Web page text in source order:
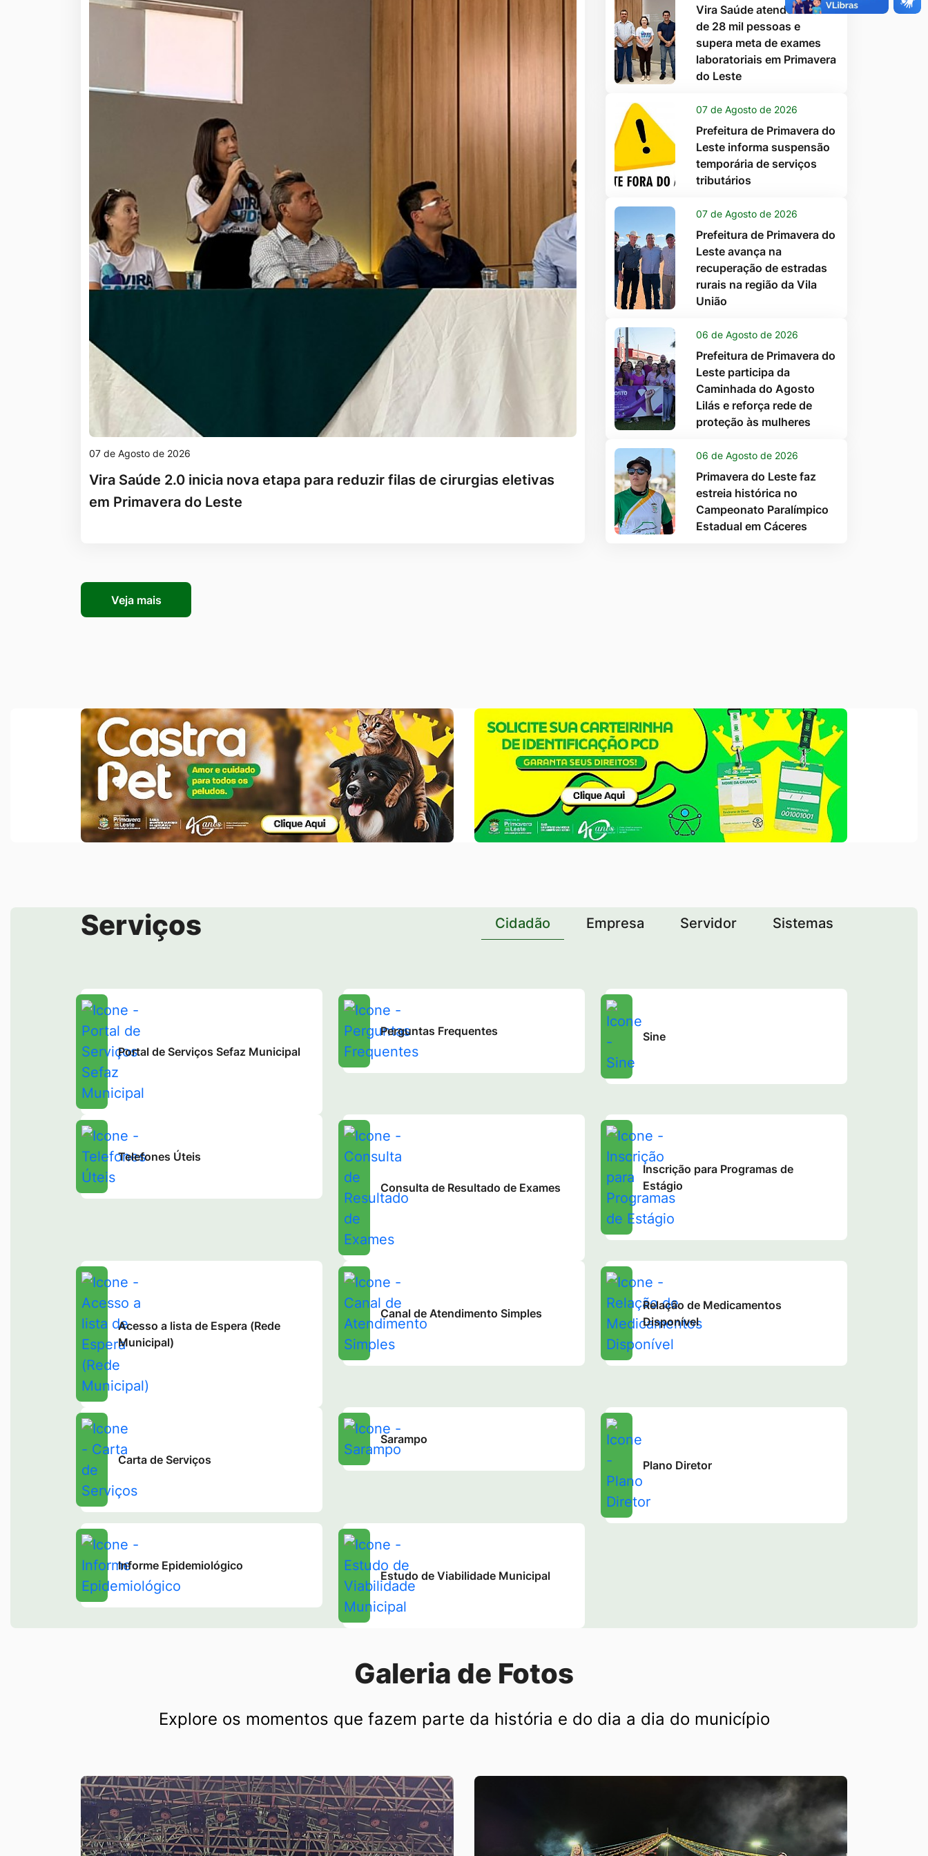
07 de Agosto de 2026
Vira Saúde 2.0 inicia nova etapa para reduzir filas de cirurgias eletivas
em Primavera do Leste
Vira Saúde atende cerca
de 28 mil pessoas e
supera meta de exames
laboratoriais em Primavera
do Leste
07 de Agosto de 2026
Prefeitura de Primavera do
Leste informa suspensão
temporária de serviços
tributários
07 de Agosto de 2026
Prefeitura de Primavera do
Leste avança na
recuperação de estradas
rurais na região da Vila
União
06 de Agosto de 2026
Prefeitura de Primavera do
Leste participa da
Caminhada do Agosto
Lilás e reforça rede de
proteção às mulheres
06 de Agosto de 2026
Primavera do Leste faz
estreia histórica no
Campeonato Paralímpico
Estadual em Cáceres
Veja mais
Banner Duplo Acima de Notícias
Banner
Castra
Pet
Banner
Careirinha
Seção de ServiçosServiços Cidadão Empresa Servidor Sistemas
Portal de Serviços Sefaz Municipal
Perguntas Frequentes Sine
Telefones Úteis
Consulta de Resultado de Exames
Inscrição para Programas de
Estágio
Acesso a lista de Espera (Rede
Municipal)
Canal de Atendimento Simples
Relação de Medicamentos
Disponível
Carta de Serviços
Sarampo
Plano Diretor
Informe Epidemiológico
Estudo de Viabilidade Municipal
Galeria de Fotos
Explore os momentos que fazem parte da história e do dia a dia do município